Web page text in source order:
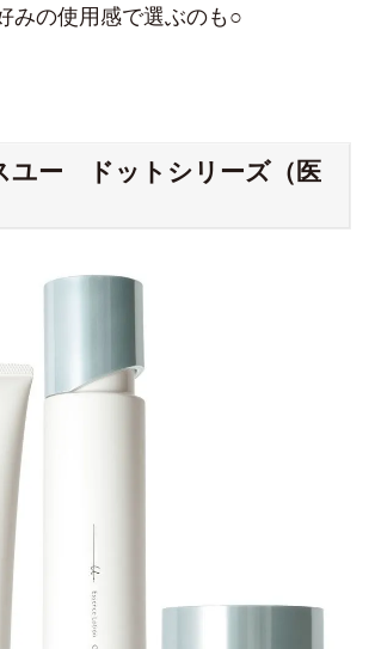
みの使用感で選ぶのも○
ユー ドットシリーズ（医